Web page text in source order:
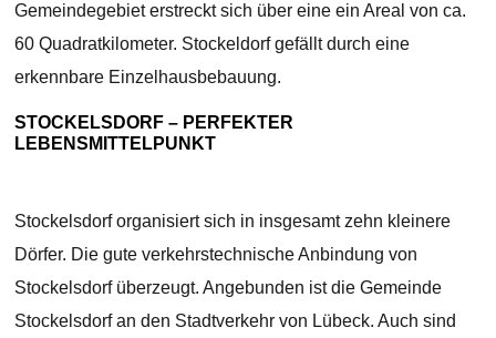
Gemeindegebiet erstreckt sich über eine ein Areal von ca.
60 Quadratkilometer. Stockeldorf gefällt durch eine
erkennbare Einzelhausbebauung.
STOCKELSDORF – PERFEKTER
LEBENSMITTELPUNKT
Stockelsdorf organisiert sich in insgesamt zehn kleinere
Dörfer. Die gute verkehrstechnische Anbindung von
Stockelsdorf überzeugt. Angebunden ist die Gemeinde
Stockelsdorf an den Stadtverkehr von Lübeck. Auch sind